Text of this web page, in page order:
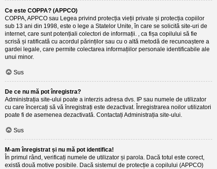
Ce este COPPA? (APPCO)
COPPA, APPCO sau Legea privind protecția vieții private și protecția copiilor
sub 13 ani din 1998, este o lege a Statelor Unite, în care se solicită site-uri de
internet, care sunt potențiali colectori de informații. , ca fișa copilului să fie
scrisă și ratificată cu acordul părinților sau cu o altă metodă de recunoaștere a
gardei legale, care permite colectarea informațiilor personale identificabile ale
unui minor.
Sus
De ce nu mă pot înregistra?
Administrația site-ului poate a interzis adresa dvs. IP sau numele de utilizator
cu care încercați să vă înregistrați este dezactivat. Înregistrarea noilor utilizatori
poate fi de asemenea dezactivată. Contactați Administrația site-ului.
Sus
M-am înregistrat și nu mă pot identifica!
În primul rând, verificați numele de utilizator și parola. Dacă totul este corect,
există două motive posibile. Dacă sistemul de protecție a copilului (APPCO)